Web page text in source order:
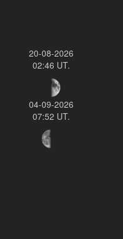
20-08-2026
02:46 UT.
04-09-2026
07:52 UT.